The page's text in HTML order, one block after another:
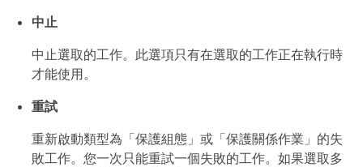
中止
中止選取的工作。此選項只有在選取的工作正在執行時
才能使用。
重試
重新啟動類型為「保護組態」或「保護關係作業」的失
敗工作。您一次只能重試一個失敗的工作。如果選取多